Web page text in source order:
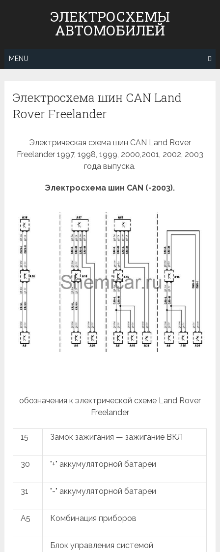
ЭЛЕКТРОСХЕМЫ
АВТОМОБИЛЕЙ
MENU
Электросхема шин CAN Land
Rover Freelander
Электрическая схема шин CAN Land Rover
Freelander 1997, 1998, 1999, 2000,2001, 2002, 2003
года выпуска.
Электросхема шин CAN (-2003).
обозначения к электрической схеме Land Rover
Freelander
15 Замок зажигания — зажигание ВКЛ
30 "+" аккумуляторной батареи
31 "-" аккумуляторной батареи
A5 Комбинация приборов
Блок управления системой